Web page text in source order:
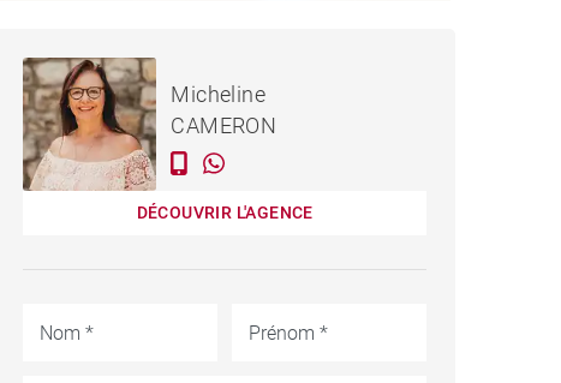
APPARTEMENT PEREYBÈRE
- 170 M²Micheline
CAMERON
DÉCOUVRIR L'AGENCE